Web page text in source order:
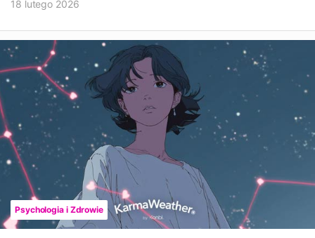
18 lutego 2026
Psychologia i Zdrowie